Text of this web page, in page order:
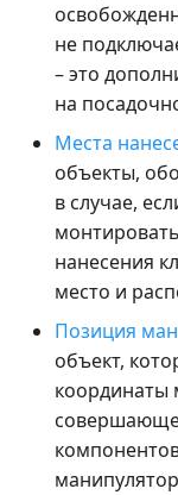
не
– это
на
Места
объекты,
в случае,
нанесения
место и
Позиция
объект,
координаты